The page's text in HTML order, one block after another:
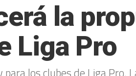
la
Liga Pro